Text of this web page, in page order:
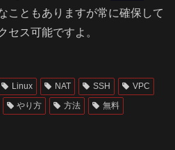
こともありますが常に確保して
セス可能ですよ。
Linux NAT SSH
VPC
やり方 方法
無料